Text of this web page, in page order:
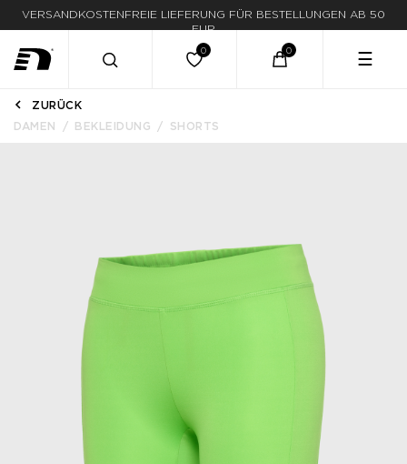
VERSANDKOSTENFREIE LIEFERUNG FÜR BESTELLUNGEN AB 50
EUR
LIEFERUNG IN 1-3 WERKTAGEN
☰
ZURÜCK
DAMEN
BEKLEIDUNG SHORTS